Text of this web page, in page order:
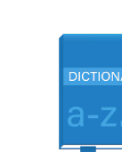
содержимому